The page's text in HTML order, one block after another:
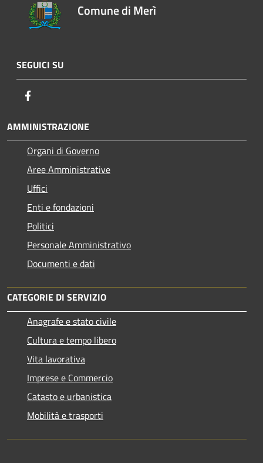
Comune di Merì
SEGUICI SU
AMMINISTRAZIONE
Organi di Governo
Aree Amministrative
Uffici
Enti e fondazioni
Politici
Personale Amministrativo
Documenti e dati
CATEGORIE DI SERVIZIO
Anagrafe e stato civile
Cultura e tempo libero
Vita lavorativa
Imprese e Commercio
Catasto e urbanistica
Mobilità e trasporti